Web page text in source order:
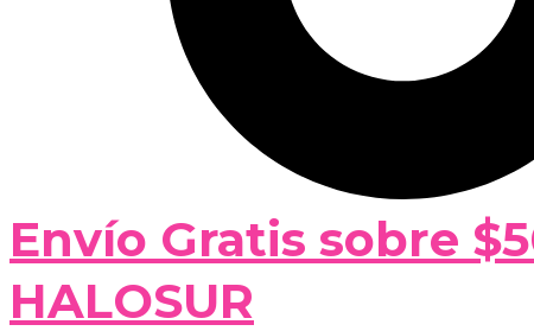
Envío Gratis sobre
HALOSUR